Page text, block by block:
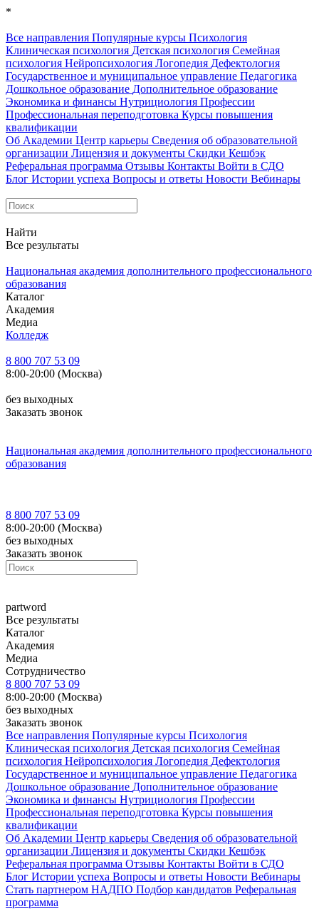
*
Все направления Популярные курсы Психология
Клиническая психология Детская психология Семейная
психология Нейропсихология Логопедия Дефектология
Государственное и муниципальное управление Педагогика
Дошкольное образование Дополнительное образование
Экономика и финансы Нутрициология Профессии
Профессиональная переподготовка Курсы повышения
квалификации
Об Академии Центр карьеры Сведения об образовательной
организации Лицензия и документы Скидки Кешбэк
Реферальная программа Отзывы Контакты Войти в СДО
Блог Истории успеха Вопросы и ответы Новости Вебинары
Найти
Все результаты
Национальная академия дополнительного профессионального
образования
Каталог
Академия
Медиа
Колледж
8 800 707 53 09
8:00-20:00 (Москва)
без выходных
Заказать звонок
Национальная академия дополнительного профессионального
образования
8 800 707 53 09
8:00-20:00 (Москва)
без выходных
Заказать звонок
partword
Все результаты
Каталог
Академия
Медиа
Сотрудничество
8 800 707 53 09
8:00-20:00 (Москва)
без выходных
Заказать звонок
Все направления Популярные курсы Психология
Клиническая психология Детская психология Семейная
психология Нейропсихология Логопедия Дефектология
Государственное и муниципальное управление Педагогика
Дошкольное образование Дополнительное образование
Экономика и финансы Нутрициология Профессии
Профессиональная переподготовка Курсы повышения
квалификации
Об Академии Центр карьеры Сведения об образовательной
организации Лицензия и документы Скидки Кешбэк
Реферальная программа Отзывы Контакты Войти в СДО
Блог Истории успеха Вопросы и ответы Новости Вебинары
Стать партнером НАДПО Подбор кандидатов Реферальная
программа